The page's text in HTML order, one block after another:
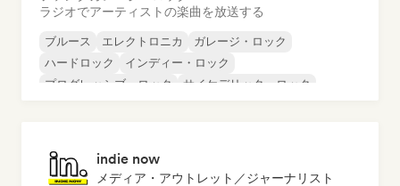
ラジオでアーティストの楽曲を放送する
ブルース エレクトロニカ
ガレージ・ロック
ハードロック
インディー・ロック
プログレッシブ・ロック
サイケデリック・ロック
indie now
メディア・アウトレット／ジャーナリスト